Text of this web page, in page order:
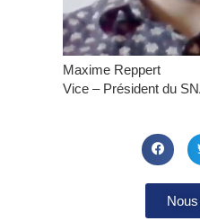
Maxime Reppert
Vice – Président du